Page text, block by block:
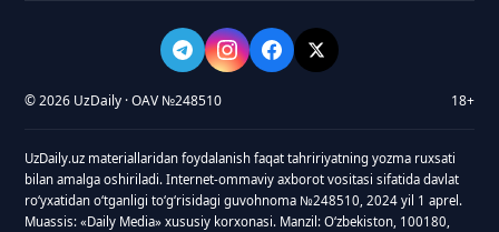
© 2026 UzDaily · OAV №248510 18+
UzDaily.uz materiallaridan foydalanish faqat tahririyatning yozma ruxsati
bilan amalga oshiriladi. Internet-ommaviy axborot vositasi sifatida davlat
roʻyxatidan oʻtganligi toʻgʻrisidagi guvohnoma №248510, 2024 yil 1 aprel.
Muassis: «Daily Media» xususiy korxonasi. Manzil: Oʻzbekiston, 100180,